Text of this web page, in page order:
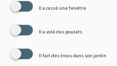
Il a cassé une fenêtre
Il a volé des poulets
Il fait des trous dans son jardin